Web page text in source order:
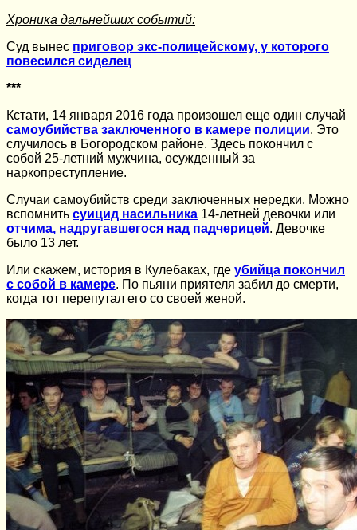
Хроника дальнейших событий:
Суд вынес приговор экс-полицейскому, у которого
повесился сиделец
***
Кстати, 14 января 2016 года произошел еще один случай
самоубийства заключенного в камере полиции. Это
случилось в Богородском районе. Здесь покончил с
собой 25-летний мужчина, осужденный за
наркопреступление.
Случаи самоубийств среди заключенных нередки. Можно
вспомнить суицид насильника 14-летней девочки или
отчима, надругавшегося над падчерицей. Девочке
было 13 лет.
Или скажем, история в Кулебаках, где убийца покончил
с собой в камере. По пьяни приятеля забил до смерти,
когда тот перепутал его со своей женой.